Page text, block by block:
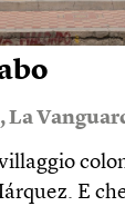
,La
E